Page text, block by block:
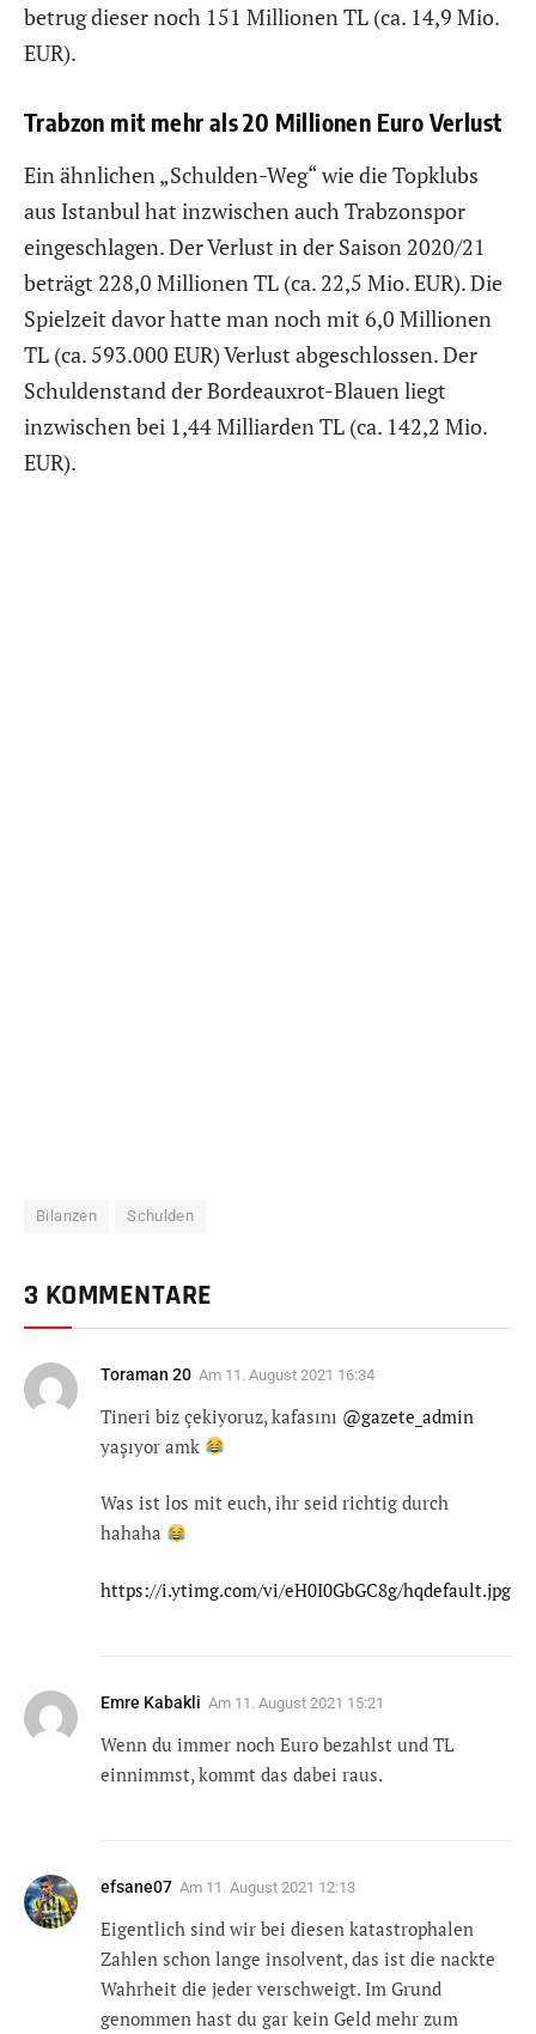
betrug dieser noch 151 Millionen TL (ca. 14,9 Mio.
EUR).
Trabzon mit mehr als 20 Millionen Euro Verlust
Ein ähnlichen „Schulden-Weg“ wie die Topklubs
aus Istanbul hat inzwischen auch Trabzonspor
eingeschlagen. Der Verlust in der Saison 2020/21
beträgt 228,0 Millionen TL (ca. 22,5 Mio. EUR). Die
Spielzeit davor hatte man noch mit 6,0 Millionen
TL (ca. 593.000 EUR) Verlust abgeschlossen. Der
Schuldenstand der Bordeauxrot-Blauen liegt
inzwischen bei 1,44 Milliarden TL (ca. 142,2 Mio.
EUR).
Bilanzen Schulden
3 KOMMENTARE
Toraman 20 Am 11. August 2021 16:34
Tineri biz çekiyoruz, kafasını @gazete_admin
yaşıyor amk
Was ist los mit euch, ihr seid richtig durch
hahaha
https://i.ytimg.com/vi/eH0I0GbGC8g/hqdefault.jpg
Emre Kabakli Am 11. August 2021 15:21
Wenn du immer noch Euro bezahlst und TL
einnimmst, kommt das dabei raus.
efsane07 Am 11. August 2021 12:13
Eigentlich sind wir bei diesen katastrophalen
Zahlen schon lange insolvent, das ist die nackte
Wahrheit die jeder verschweigt. Im Grund
genommen hast du gar kein Geld mehr zum